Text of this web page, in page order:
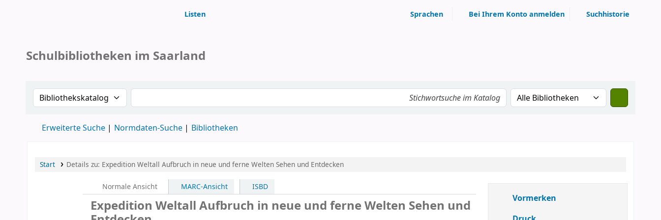
Listen Sprachen Bei Ihrem Konto anmelden Suchhistorie
Schulbibliotheken im Saarland
Suche im Katalog nach:Stichwortsuche im Katalog
Erweiterte Suche Normdaten-Suche Bibliotheken
Start Details zu: Expedition Weltall Aufbruch in neue und ferne Welten Sehen und Entdecken
Normale Ansicht MARC-Ansicht ISBD
Expedition Weltall Aufbruch in neue und ferne Welten Sehen und
Vormerken